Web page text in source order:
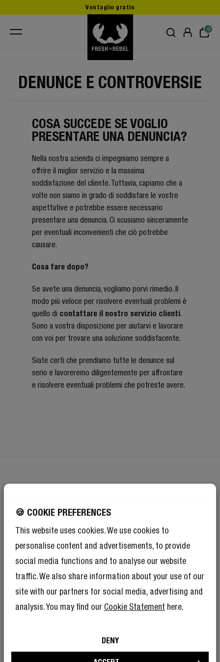
🍪 COOKIE PREFERENCES
This website uses cookies. We use cookies to
personalise content and advertisements, to provide
social media functions and to analyse our website
traffic. We also share information about your use of our
site with our partners for social media, advertising and
analysis. You may find our Cookie Statement here.
DENY
0
Ventaglio gratis
DENUNCE E CONTROVERSIE
COSA SUCCEDE SE VOGLIO
PRESENTARE UNA DENUNCIA?
Nella nostra azienda ci impegniamo sempre a
offrire il miglior servizio e la massima
soddisfazione del cliente. Tuttavia, capiamo che a
volte non siamo in grado di soddisfare le vostre
aspettative e potrebbe essere necessario
presentare una denuncia. Ci scusiamo sinceramente
per eventuali inconvenienti che ciò potrebbe
causare.
Cosa fare dopo?
Se avete una denuncia, vogliamo porvi rimedio. Il
modo più veloce per risolvere eventuali problemi è
quello di contattare il nostro servizio clienti.
Sono a vostra disposizione per aiutarvi e lavorare
con voi per trovare una soluzione soddisfacente.
Siate certi che prendiamo tutte le denunce sul
serio e lavoreremo diligentemente per affrontare
e risolvere eventuali problemi che potreste avere.
PROSSIMO ORDINE!
Abbonati alla newsletter per diventare un/a
Ribelle
E come se il 10% di sconto non bastasse, diventare un membro
del Rebel Club significa godere anche di tantissimi altri vantaggi.
Trova ulteriori informazioni qui.
Consento all’utilizzo del mio e-mail da parte di Fresh ‘n Rebel a scopi
di marketing.